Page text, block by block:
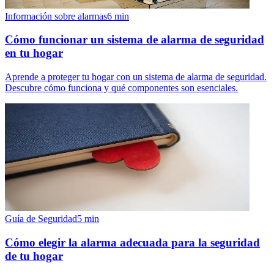
Información sobre alarmas6 min
Cómo funcionar un sistema de alarma de seguridad
en tu hogar
Aprende a proteger tu hogar con un sistema de alarma de seguridad.
Descubre cómo funciona y qué componentes son esenciales.
Guía de Seguridad5 min
Cómo elegir la alarma adecuada para la seguridad
de tu hogar